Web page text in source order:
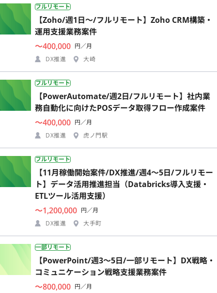
フルリモート
【Zoho/週1日〜/フルリモート】Zoho CRM構築・
運用支援業務案件
〜400,000 円／月
DX推進
大崎
フルリモート
【PowerAutomate/週2日/フルリモート】社内業
務自動化に向けたPOSデータ取得フロー作成案件
〜400,000 円／月
DX推進
虎ノ門駅
フルリモート
【11月稼働開始案件/DX推進/週4〜5日/フルリモー
ト】データ活用推進担当（Databricks導入支援・
ETLツール活用支援）
〜1,200,000 円／月
DX推進
大手町
一部リモート
【PowerPoint/週3〜5日/一部リモート】DX戦略・
コミュニケーション戦略支援業務案件
〜800,000 円／月